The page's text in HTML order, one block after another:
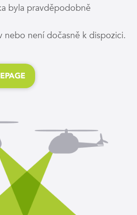
byla pravděpodobně
nebo není dočasně k dispozici.